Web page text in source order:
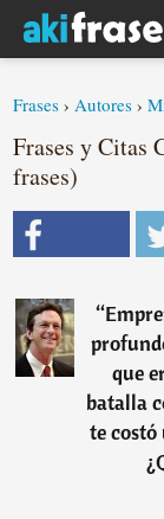
Frases ›Autores ›
Frases y Citas
frases)
“
que
batalla
te